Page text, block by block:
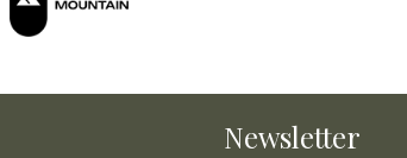
Newsletter